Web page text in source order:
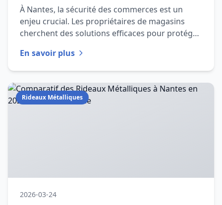
Nantes en 2026
À Nantes, la sécurité des commerces est un
enjeu crucial. Les propriétaires de magasins
cherchent des solutions efficaces pour protéger
En savoir plus
Rideaux Métalliques
2026-03-24